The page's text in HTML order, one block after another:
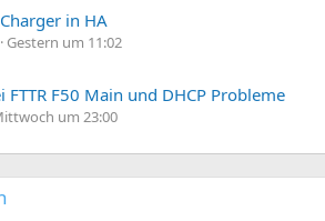
in HA
Gestern um 11:02
FTTR F50 Main und DHCP Probleme
um 23:00